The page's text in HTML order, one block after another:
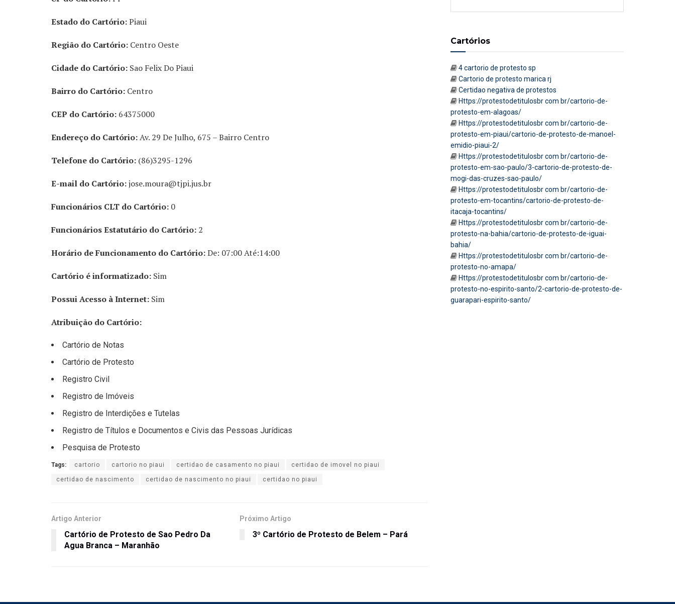
Estado do Cartório:Piaui
Região do Cartório: Centro Oeste
Cidade do Cartório: Sao Felix Do Piaui
Bairro do Cartório: Centro
CEP do Cartório: 64375000
Endereço do Cartório:Av. 29 De Julho, 675 – Bairro Centro
Telefone do Cartório: (86)3295-1296
E-mail do Cartório:jose.moura@tjpi.jus.br
Funcionários CLT do Cartório: 0
Funcionários Estatutário do Cartório: 2
Horário de Funcionamento do Cartório:De: 07:00 Até:14:00
Cartório é informatizado: Sim
Possui Acesso à Internet: Sim
Atribuição do Cartório:
Cartório de Notas
Cartório de Protesto
Registro Civil
Registro de Imóveis
Registro de Interdições e Tutelas
Registro de Títulos e Documentos e Civis das Pessoas Jurídicas
Pesquisa de Protesto
Tags: cartorio cartorio no piaui certidao de casamento no piaui certidao de imovel no piaui
certidao de nascimento certidao de nascimento no piaui certidao no piaui
Artigo Anterior
Cartório de Protesto de Sao Pedro Da
Agua Branca – Maranhão
Próximo Artigo
3º Cartório de Protesto de Belem – Pará
Cartórios
4 cartorio de protesto sp
Cartorio de protesto marica rj
Certidao negativa de protestos
Https://protestodetitulosbr com br/cartorio-de-
protesto-em-alagoas/
Https://protestodetitulosbr com br/cartorio-de-
protesto-em-piaui/cartorio-de-protesto-de-manoel-
emidio-piaui-2/
Https://protestodetitulosbr com br/cartorio-de-
protesto-em-sao-paulo/3-cartorio-de-protesto-de-
mogi-das-cruzes-sao-paulo/
Https://protestodetitulosbr com br/cartorio-de-
protesto-em-tocantins/cartorio-de-protesto-de-
itacaja-tocantins/
Https://protestodetitulosbr com br/cartorio-de-
protesto-na-bahia/cartorio-de-protesto-de-iguai-
bahia/
Https://protestodetitulosbr com br/cartorio-de-
protesto-no-amapa/
Https://protestodetitulosbr com br/cartorio-de-
protesto-no-espirito-santo/2-cartorio-de-protesto-de-
guarapari-espirito-santo/